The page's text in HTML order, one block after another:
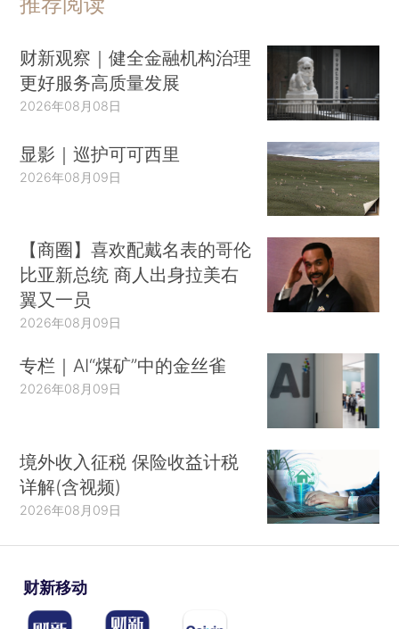
财新观察｜健全金融机构治理
更好服务高质量发展
2026年08月08日
显影｜巡护可可西里
2026年08月09日
【商圈】喜欢配戴名表的哥伦
比亚新总统 商人出身拉美右
翼又一员
2026年08月09日
专栏｜AI“煤矿”中的金丝雀
2026年08月09日
境外收入征税 保险收益计税
详解(含视频)
2026年08月09日
财新移动